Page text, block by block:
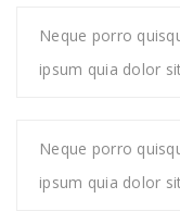
Neque porro
ipsum quia dolor
Neque porro
ipsum quia dolor